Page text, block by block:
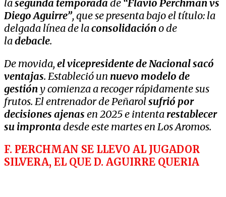
lasegunda temporada de “Flavio Perchman vs
Diego Aguirre”, que se presenta bajo el título: la
delgada línea de laconsolidacióno de
ladebacle.
De movida, el vicepresidente de Nacional sacó
ventajas. Estableció un nuevo modelo de
gestióny comienza a recoger rápidamente sus
frutos. El entrenador de Peñarolsufrió por
decisiones ajenas en 2025 e intenta restablecer
su impronta desde este martes en Los Aromos.
F. PERCHMAN SE LLEVO AL JUGADOR
SILVERA, EL QUE D. AGUIRRE QUERIA